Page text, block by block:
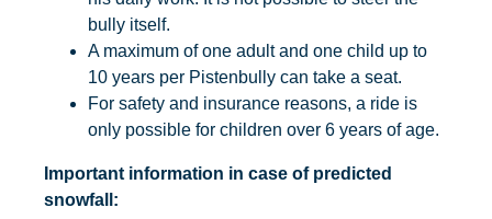
info@serfaus-fiss-ladis.at